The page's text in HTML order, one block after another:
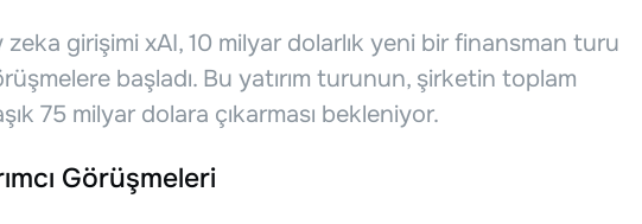
zeka girişimi xAI, 10 milyar dolarlık yeni bir finansman turu
başladı. Bu yatırım turunun, şirketin toplam
75 milyar dolara çıkarması bekleniyor.
Görüşmeleri